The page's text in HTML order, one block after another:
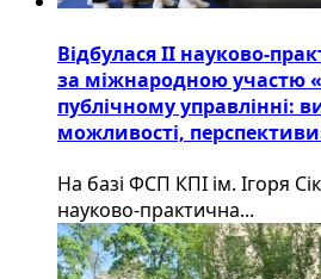
Відбулася ІІ науково-
за міжнародною участю
публічному управлінні:
можливості,
На базі ФСП КПІ ім. Ігоря
науково-практична...